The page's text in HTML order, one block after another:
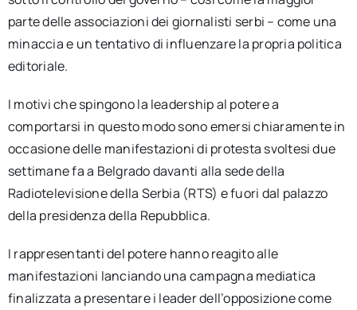
parte delle associazioni dei giornalisti serbi – come una
minaccia e un tentativo di influenzare la propria politica
editoriale.
I motivi che spingono la leadership al potere a
comportarsi in questo modo sono emersi chiaramente in
occasione delle manifestazioni di protesta svoltesi due
settimane fa a Belgrado davanti alla sede della
Radiotelevisione della Serbia (RTS) e fuori dal palazzo
della presidenza della Repubblica.
I rappresentanti del potere hanno reagito alle
manifestazioni lanciando una campagna mediatica
finalizzata a presentare i leader dell’opposizione come